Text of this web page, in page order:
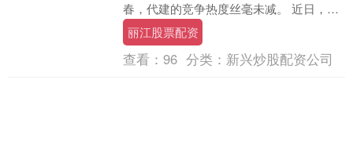
春，代建的竞争热度丝毫未减。 近日，旭
辉建管中标贵州省贵阳市花溪区杨家山一
号....
丽江股票配资
查看： 96 分类： 新兴炒股配资公司